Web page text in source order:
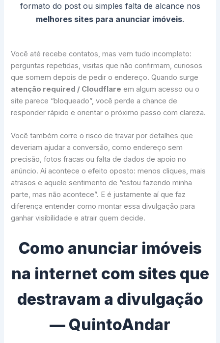
formato do post ou simples falta de alcance nos
melhores sites para anunciar imóveis.
Você até recebe contatos, mas vem tudo incompleto:
perguntas repetidas, visitas que não confirmam, curiosos
que somem depois de pedir o endereço. Quando surge
atenção required / Cloudflare em algum acesso ou o
site parece “bloqueado”, você perde a chance de
responder rápido e orientar o próximo passo com clareza.
Você também corre o risco de travar por detalhes que
deveriam ajudar a conversão, como endereço sem
precisão, fotos fracas ou falta de dados de apoio no
anúncio. Aí acontece o efeito oposto: menos cliques, mais
atrasos e aquele sentimento de “estou fazendo minha
parte, mas não acontece”. E é justamente aí que faz
diferença entender como montar essa divulgação para
ganhar visibilidade e atrair quem decide.
Como anunciar imóveis
na internet com sites que
destravam a divulgação
— QuintoAndar